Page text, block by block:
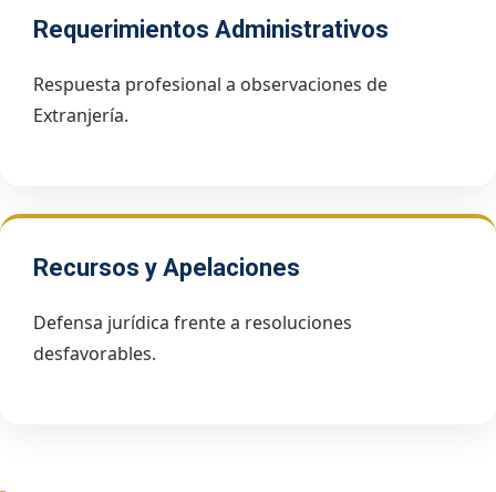
Requerimientos Administrativos
Respuesta profesional a observaciones de
Extranjería.
Recursos y Apelaciones
Defensa jurídica frente a resoluciones
desfavorables.